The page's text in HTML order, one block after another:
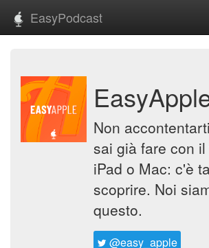
EasyPodcast
Non
sai già fare con
iPad o Mac: c'è
scoprire. Noi
questo.
@easy_apple